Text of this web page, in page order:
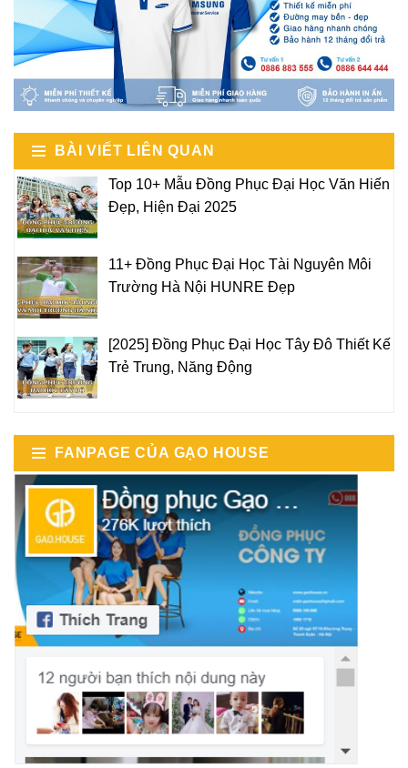
BÀI VIẾT LIÊN QUAN
Top 10+ Mẫu Đồng Phục Đại Học Văn Hiến
Đẹp, Hiện Đại 2025
11+ Đồng Phục Đại Học Tài Nguyên Môi
Trường Hà Nội HUNRE Đẹp
[2025] Đồng Phục Đại Học Tây Đô Thiết Kế
Trẻ Trung, Năng Động
FANPAGE CỦA GẠO HOUSE